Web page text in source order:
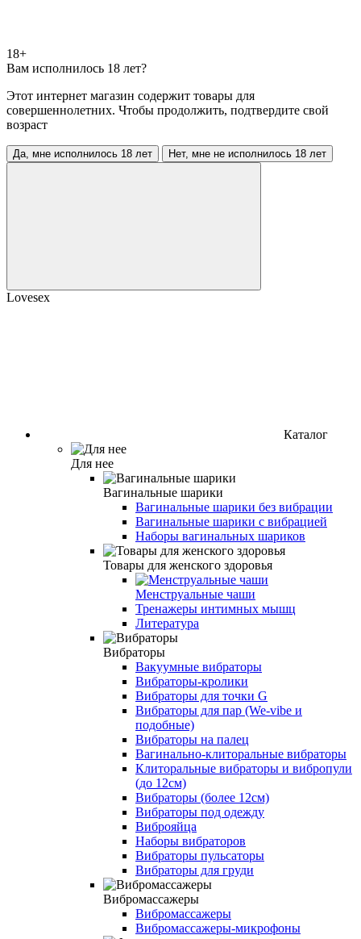
18+
Вам исполнилось 18 лет?
Этот интернет магазин содержит товары для
совершеннолетних. Чтобы продолжить, подтвердите свой
возраст
Да, мне исполнилось 18 лет Нет, мне не исполнилось 18 лет
Lovesex
Каталог
Для нее
Вагинальные шарики
Вагинальные шарики без вибрации
Вагинальные шарики с вибрацией
Наборы вагинальных шариков
Товары для женского здоровья
Менструальные чаши
Тренажеры интимных мышц
Литература
Вибраторы
Вакуумные вибраторы
Вибраторы-кролики
Вибраторы для точки G
Вибраторы для пар (We-vibe и
подобные)
Вибраторы на палец
Вагинально-клиторальные вибраторы
Клиторальные вибраторы и вибропули
(до 12см)
Вибраторы (более 12см)
Вибраторы под одежду
Виброяйца
Наборы вибраторов
Вибраторы пульсаторы
Вибраторы для груди
Вибромассажеры
Вибромассажеры
Вибромассажеры-микрофоны